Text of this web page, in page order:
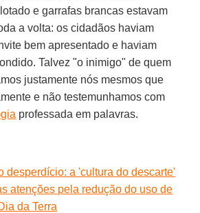
e garrafas brancas estavam
a volta: os cidadãos haviam
bem apresentado e haviam
Talvez "o inimigo" de quem
justamente nós mesmos que
e não testemunhamos com
professada em palavras.
desperdício: a 'cultura do descarte'
atenções pela redução do uso de
da Terra